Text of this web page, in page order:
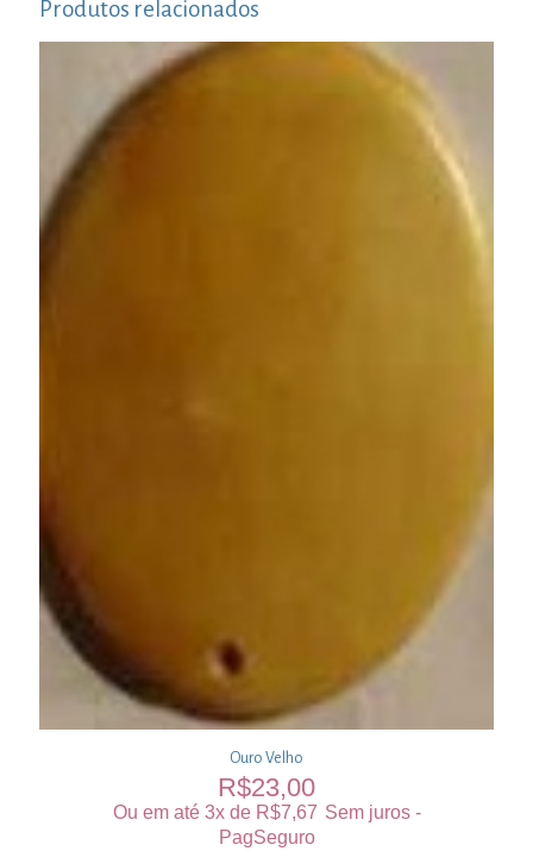
Produtos relacionados
Ouro Velho
R$23,00
Ou em até 3x de R$7,67 Sem juros -
PagSeguro